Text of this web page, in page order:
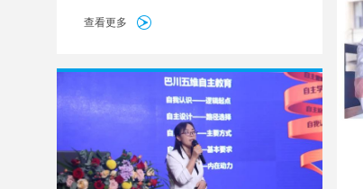
学的朱治宇同学就遇到了这样的问题，他向科
伸缩测量器的小发明，获得了全国学生信息素
养提升实践活动市级竞赛一等奖。
查看更多